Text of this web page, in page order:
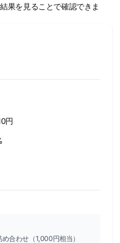
果を見ることで確認できま
円
合わせ（1,000円相当）